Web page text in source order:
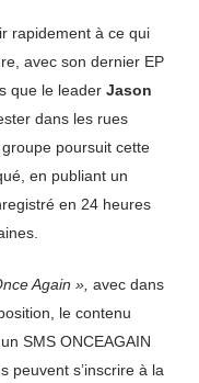
rapidement à ce qui
avec son dernier EP
que le leader Jason
dans les rues
groupe poursuit cette
en publiant un
en 24 heures
Again », avec dans
le contenu
SMS ONCEAGAIN
peuvent s’inscrire à la